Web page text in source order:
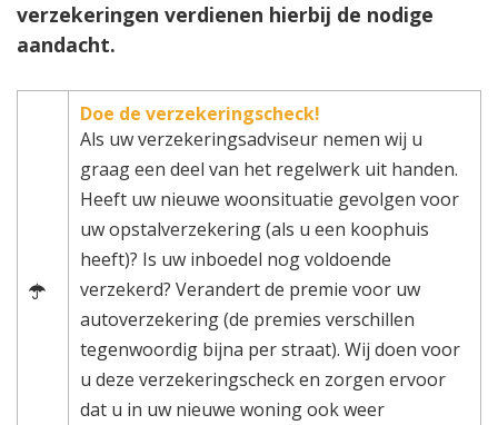
verzekeringen verdienen hierbij de nodige
aandacht.
Doe de verzekeringscheck!
Als uw verzekeringsadviseur nemen wij u
graag een deel van het regelwerk uit handen.
Heeft uw nieuwe woonsituatie gevolgen voor
uw opstalverzekering (als u een koophuis
heeft)? Is uw inboedel nog voldoende
verzekerd? Verandert de premie voor uw
autoverzekering (de premies verschillen
tegenwoordig bijna per straat). Wij doen voor
u deze verzekeringscheck en zorgen ervoor
dat u in uw nieuwe woning ook weer